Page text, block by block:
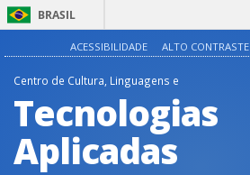
BRASIL
ACESSIBILIDADE ALTO CONTRASTE
Centro de Cultura, Linguagens e
Tecnologias
Aplicadas